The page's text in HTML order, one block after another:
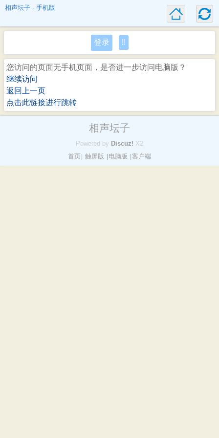
相声坛子 - 手机版
登录 !!
您访问的页面无手机页面，是否进一步访问电脑版？
继续访问
返回上一页
点击此链接进行跳转
相声坛子
Powered by Discuz! X2
首页 触屏版 电脑版 客户端